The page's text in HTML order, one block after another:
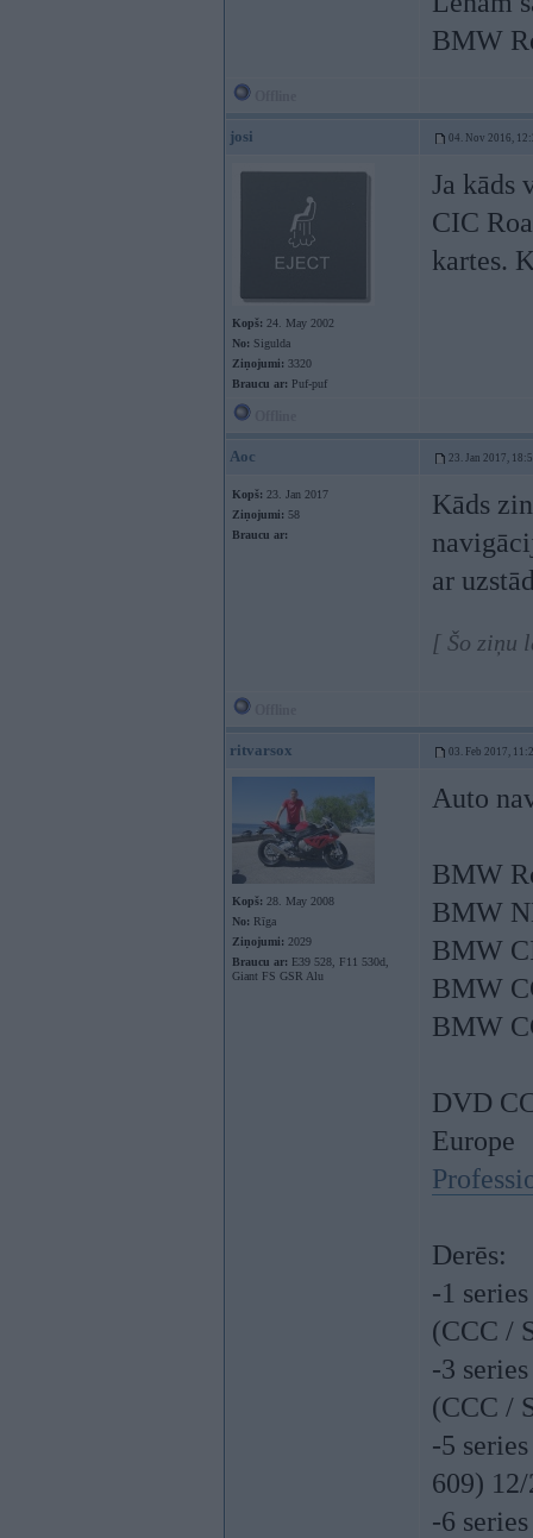
BMW
josi 04. Nov 2016,
Kopš: 24. May 2002
No: Sigulda
Ziņojumi: 3320
Braucu ar: Puf-puf
Ja kāds
CIC
kartes.
Aoc 23. Jan 2017,
Kopš: 23. Jan 2017
Ziņojumi: 58
Braucu ar:
Kāds
ar
[ Šo ziņu
ritvarsox 03. Feb 2017,
Kopš: 28. May 2008
No: Rīga
Ziņojumi: 2029
Braucu ar: E39 528, F11 530d,
Giant FS GSR Alu
Auto
BMW
BMW
BMW
BMW
BMW
DVD
Europe
Derēs:
-1
(CCC /
-3
(CCC /
-5
609)
-6